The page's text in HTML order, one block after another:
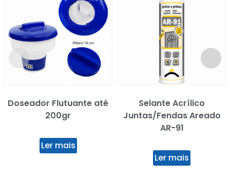
Doseador Flutuante até
200gr
Ler mais
Selante Acrílico
Juntas/Fendas Areado
AR-91
Ler mais